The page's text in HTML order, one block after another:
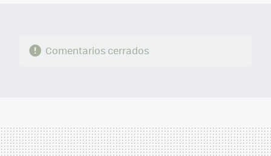
Comentarios cerrados